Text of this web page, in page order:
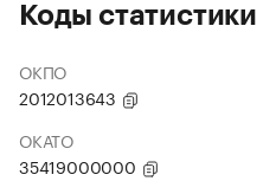
Коды статистики
ОКПО
2012013643
ОКАТО
35419000000